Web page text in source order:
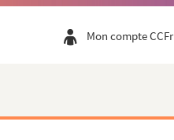
Mon compte CCFr